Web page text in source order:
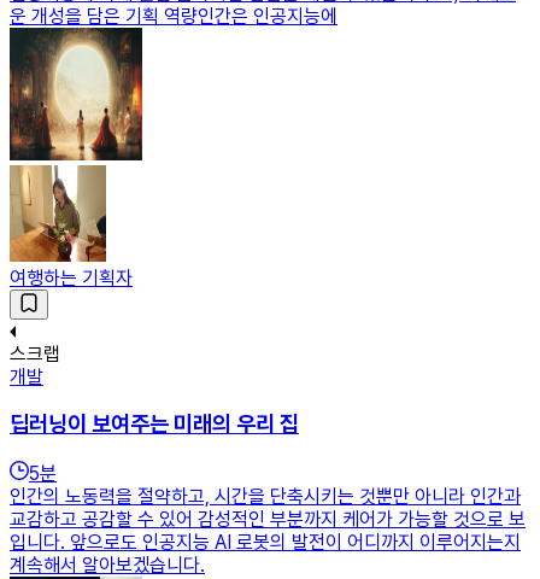
운 개성을 담은 기획 역량인간은 인공지능에
여행하는 기획자
스크랩
개발
딥러닝이 보여주는 미래의 우리 집
5분
인간의 노동력을 절약하고, 시간을 단축시키는 것뿐만 아니라 인간과
교감하고 공감할 수 있어 감성적인 부분까지 케어가 가능할 것으로 보
입니다. 앞으로도 인공지능 AI 로봇의 발전이 어디까지 이루어지는지
계속해서 알아보겠습니다.